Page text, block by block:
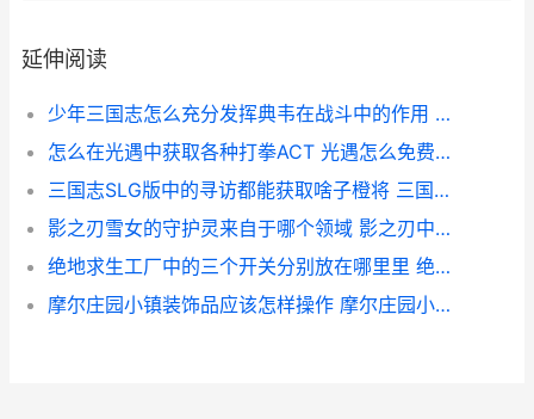
延伸阅读
少年三国志怎么充分发挥典韦在战斗中的作用 少年三国志怎么继承
怎么在光遇中获取各种打拳ACT 光遇怎么免费获得
三国志SLG版中的寻访都能获取啥子橙将 三国志系列rpg
影之刃雪女的守护灵来自于哪个领域 影之刃中的女主角厉害吗
绝地求生工厂中的三个开关分别放在哪里里 绝地求生手游工厂
摩尔庄园小镇装饰品应该怎样操作 摩尔庄园小镇装修在哪里